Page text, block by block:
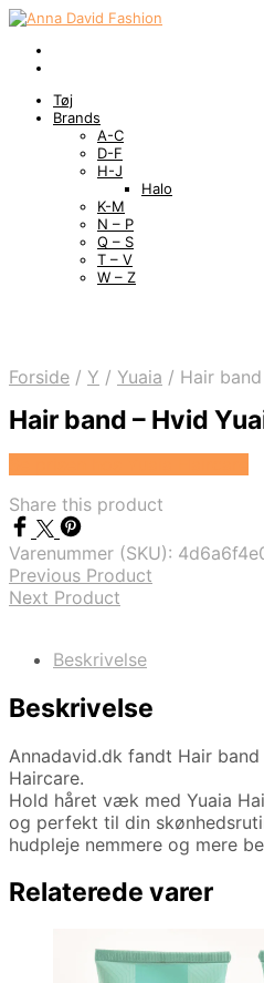
Tøj
Brands
A-C
D-F
H-J
Halo
K-M
N – P
Q – S
T – V
W – Z
Forside / Y / Yuaia / Hair
Hair band – Hvid
Share this product
Varenummer (SKU):
Previous Product
Next Product
Beskrivelse
Beskrivelse
Annadavid.dk fandt Hair
Haircare.
Hold håret væk med Yuaia
og perfekt til din
hudpleje nemmere og mere
Relaterede varer